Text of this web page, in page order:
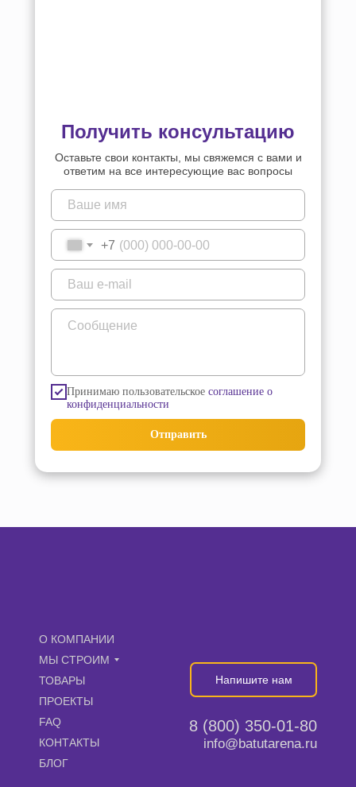
Получить консультацию
Оставьте свои контакты, мы свяжемся с вами и
ответим на все интересующие вас вопросы
+7
Принимаю пользовательское соглашение о
конфиденциальности
Отправить
О КОМПАНИИ
МЫ СТРОИМ
ТОВАРЫ
Напишите нам
ПРОЕКТЫ
8 (800) 350-01-80
FAQ
info@batutarena.ru
КОНТАКТЫ
БЛОГ